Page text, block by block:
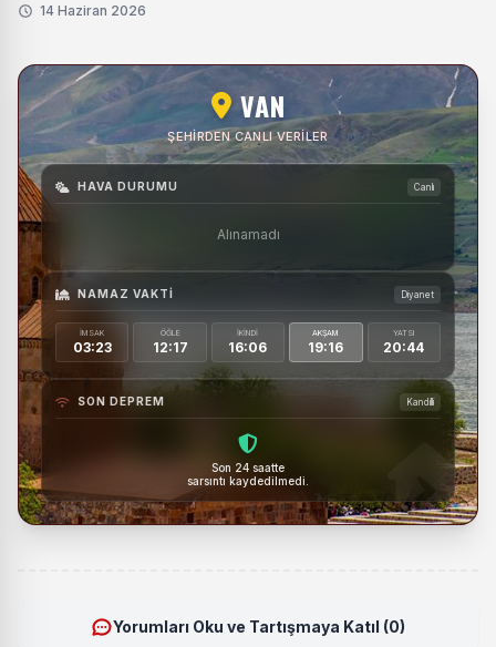
14 Haziran 2026
VAN
ŞEHIRDEN CANLI VERILER
HAVA DURUMU Canlı
Alınamadı
NAMAZ VAKTI Diyanet
İMSAK
03:23
ÖĞLE
12:17
İKINDI
16:06
AKŞAM
19:16
YATSI
20:44
SON DEPREM Kandilli
Son 24 saatte
sarsıntı kaydedilmedi.
Yorumları Oku ve Tartışmaya Katıl (0)